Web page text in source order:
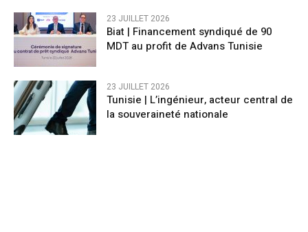
23 JUILLET 2026
Biat | Financement syndiqué de 90
MDT au profit de Advans Tunisie
23 JUILLET 2026
Tunisie | L’ingénieur, acteur central de
la souveraineté nationale